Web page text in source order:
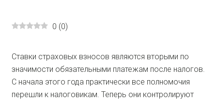
0 (0)
Ставки страховых взносов являются вторыми по
значимости обязательными платежам после налогов.
С начала этого года практически все полномочия
перешли к налоговикам. Теперь они контролируют